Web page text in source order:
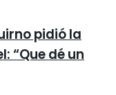
pidió la
“Que dé un